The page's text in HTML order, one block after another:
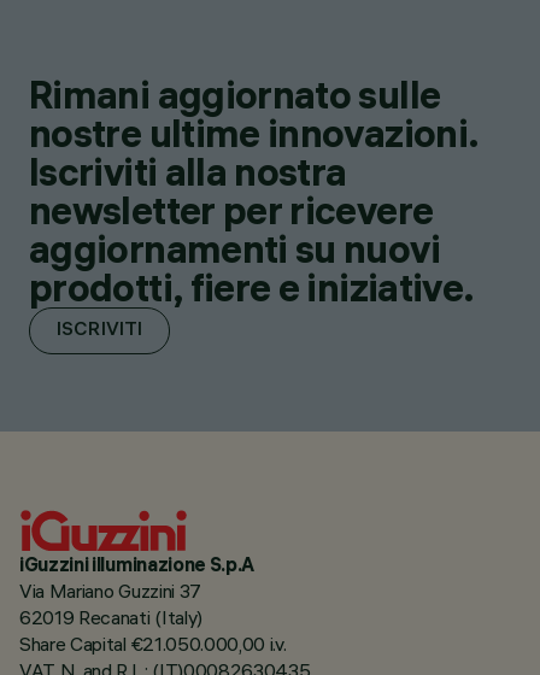
Rimani aggiornato sulle
nostre ultime innovazioni.
Iscriviti alla nostra
newsletter per ricevere
aggiornamenti su nuovi
prodotti, fiere e iniziative.
ISCRIVITI
iGuzzini illuminazione S.p.A
Via Mariano Guzzini 37
62019 Recanati (Italy)
Share Capital €21.050.000,00 i.v.
VAT N. and R.I. : (IT)00082630435